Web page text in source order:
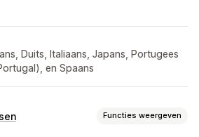
Duits, Italiaans, Japans, Portugees
en Spaans
Functies weergeven